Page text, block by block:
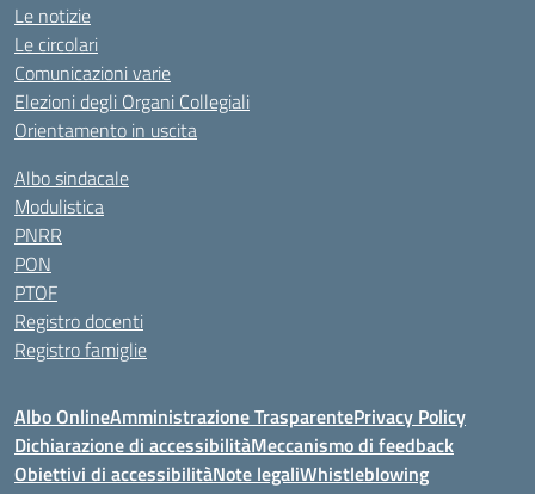
Le notizie
Le circolari
Comunicazioni varie
Elezioni degli Organi Collegiali
Orientamento in uscita
Albo sindacale
Modulistica
PNRR
PON
PTOF
Registro docenti
Registro famiglie
Albo OnlineAmministrazione TrasparentePrivacy Policy
Dichiarazione di accessibilitàMeccanismo di feedback
Obiettivi di accessibilitàNote legaliWhistleblowing